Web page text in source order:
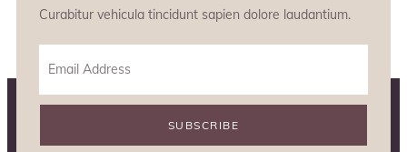
Curabitur vehicula tincidunt sapien dolore laudantium.
SUBSCRIBE